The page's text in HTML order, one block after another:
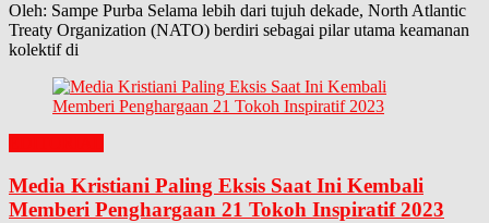
Oleh: Sampe Purba Selama lebih dari tujuh dekade, North Atlantic
Treaty Organization (NATO) berdiri sebagai pilar utama keamanan
kolektif di
Media Kristiani Paling Eksis Saat Ini Kembali
Memberi Penghargaan 21 Tokoh Inspiratif 2023